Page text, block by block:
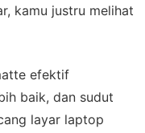
kamu justru melihat
efektif
baik, dan sudut
layar laptop